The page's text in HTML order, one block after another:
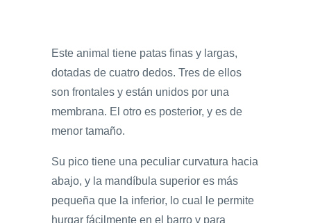
Este animal tiene patas finas y largas,
dotadas de cuatro dedos. Tres de ellos
son frontales y están unidos por una
membrana. El otro es posterior, y es de
menor tamaño.
Su pico tiene una peculiar curvatura hacia
abajo, y la mandíbula superior es más
pequeña que la inferior, lo cual le permite
hurgar fácilmente en el barro y para